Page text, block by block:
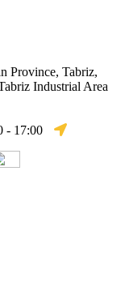
Province, Tabriz,
Industrial Area
- 17:00